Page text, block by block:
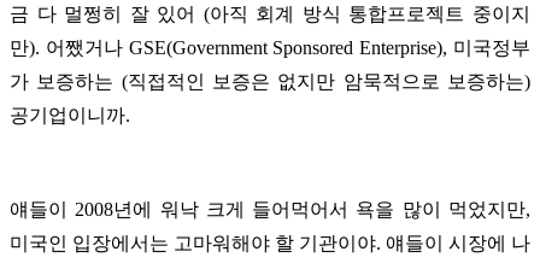
금 다 멀쩡히 잘 있어 (아직 회계 방식 통합프로젝트 중이지
만). 어쨌거나 GSE(Government Sponsored Enterprise), 미국정부
가 보증하는 (직접적인 보증은 없지만 암묵적으로 보증하는)
공기업이니까.
얘들이 2008년에 워낙 크게 들어먹어서 욕을 많이 먹었지만,
미국인 입장에서는 고마워해야 할 기관이야. 얘들이 시장에 나